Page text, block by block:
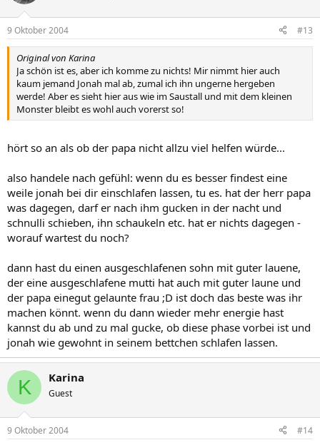
9 Oktober 2004 #13
Original von Karina
Ja schön ist es, aber ich komme zu nichts! Mir nimmt hier auch
kaum jemand Jonah mal ab, zumal ich ihn ungerne hergeben
werde! Aber es sieht hier aus wie im Saustall und mit dem kleinen
Monster bleibt es wohl auch vorerst so!
hört so an als ob der papa nicht allzu viel helfen würde...
also handele nach gefühl: wenn du es besser findest eine
weile jonah bei dir einschlafen lassen, tu es. hat der herr papa
was dagegen, darf er nach ihm gucken in der nacht und
schnulli schieben, ihn schaukeln etc. hat er nichts dagegen -
worauf wartest du noch?
dann hast du einen ausgeschlafenen sohn mit guter lauene,
der eine ausgeschlafene mutti hat auch mit guter laune und
der papa einegut gelaunte frau ;D ist doch das beste was ihr
machen könnt. wenn du dann wieder mehr energie hast
kannst du ab und zu mal gucke, ob diese phase vorbei ist und
jonah wie gewohnt in seinem bettchen schlafen lassen.
K Karina
Guest
9 Oktober 2004 #14